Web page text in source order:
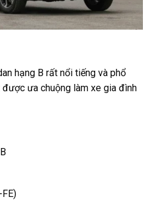
hạng B rất nổi tiếng và phổ
ưa chuộng làm xe gia đình